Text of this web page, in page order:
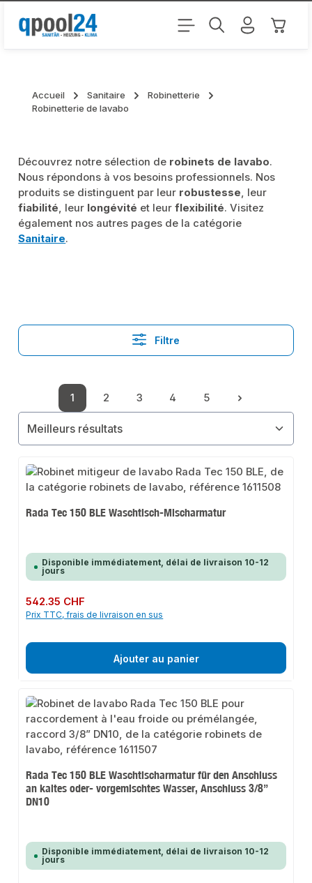
Passer au contenu principal Le
Accueil Sanitaire
Robinetterie
Robinetterie de lavabo
Découvrez notre sélection de robinets de lavabo.
Nous répondons à vos besoins professionnels. Nos
produits se distinguent par leur robustesse, leur
fiabilité, leur longévité et leurflexibilité. Visitez
également nos autres pages de la catégorie
Sanitaire.
Filtre
Page
1
Page
2
Page
3
Page
4
Page
5
Rada Tec 150 BLE Waschtisch-Mischarmatur
Disponible immédiatement, délai de livraison 10-12
jours
Prix régulier :
542.35 CHF
Prix TTC, frais de livraison en sus
Ajouter au panier
Rada Tec 150 BLE Waschtischarmatur für den Anschluss
an kaltes oder- vorgemischtes Wasser, Anschluss 3/8”
DN10
Disponible immédiatement, délai de livraison 10-12
jours